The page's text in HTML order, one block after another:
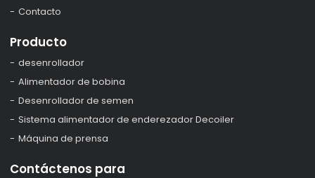
Contacto
Producto
desenrollador
Alimentador de bobina
Desenrollador de semen
Sistema alimentador de enderezador Decoiler
Máquina de prensa
Contáctenos para